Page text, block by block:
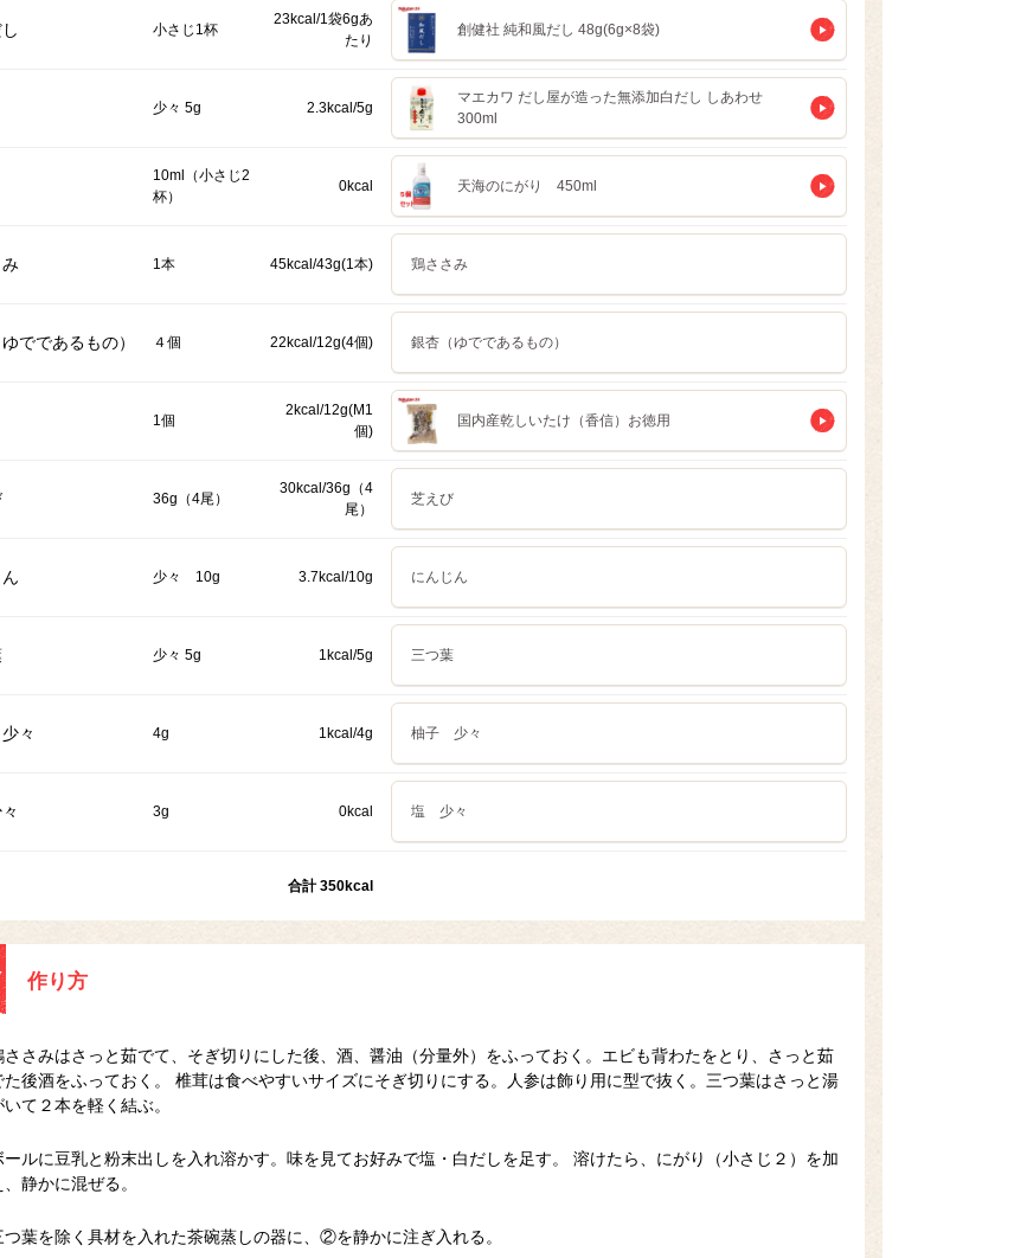
小さじ1杯
23kcal/1袋6gあ
たり
創健社 純和風だし 48g(6g×8袋)
少々 5g 2.3kcal/5g
マエカワ だし屋が造った無添加白だし しあわせ
300ml
10ml（小さじ2
杯）
0kcal 天海のにがり 450ml
1本 45kcal/43g(1本) 鶏ささみ
でであるもの） ４個 22kcal/12g(4個) 銀杏（ゆでであるもの）
1個
2kcal/12g(M1
個)
国内産乾しいたけ（香信）お徳用
36g（4尾）
30kcal/36g（4
尾）
芝えび
少々 10g 3.7kcal/10g にんじん
少々 5g 1kcal/5g 三つ葉
々 4g 1kcal/4g 柚子 少々
3g 0kcal 塩 少々
合計 350kcal
作り方
ささみはさっと茹でて、そぎ切りにした後、酒、醤油（分量外）をふっておく。エビも背わたをとり、さっと茹
た後酒をふっておく。 椎茸は食べやすいサイズにそぎ切りにする。人参は飾り用に型で抜く。三つ葉はさっと湯
いて２本を軽く結ぶ。
ールに豆乳と粉末出しを入れ溶かす。味を見てお好みで塩・白だしを足す。 溶けたら、にがり（小さじ２）を加
、静かに混ぜる。
つ葉を除く具材を入れた茶碗蒸しの器に、②を静かに注ぎ入れる。